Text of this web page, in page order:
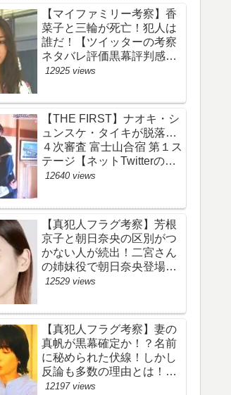
め・スッキリ・
BE:FIRST・ビーファース
ト】
【マイファミリー考察】香
菜子と三輪が死亡！犯人は
誰だ！【ツイッターの考察
ネタバレ評価黒幕評判感想
批判原作犯人キャスト脚本
12925 views
【THE FIRST】ナオキ・シ
ュンスケ・タイキが脱落…
４次審査 富士山合宿 第１ス
テージ【ネットTwitterのネ
タバレ感想考察評価評判ま
ァースト】
12640 views
【真犯人フラグ考察】芳根
京子と朝日奈央の区別がつ
かない人が続出！二宮さん
の姉妹役で朝日奈央登場
か！【ネット・ツイッター
ト黒幕伏線まとめ】
12529 views
【真犯人フラグ考察】妻の
真帆が黒幕確定か！？名前
に秘められた伏線！しかし
反論も多数の理由とは！
【ネット・ツイッターの考
12197 views